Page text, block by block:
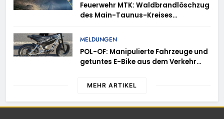
Feuerwehr MTK: Waldbrandlöschzug
des Main-Taunus-Kreises
Rheingau-Taunus-Kreis – Rund 45
Einsatzkräfte sicherten in
schwierigem Gelände die Flanken
des Brandgebietes
MELDUNGEN
POL-OF: Manipulierte Fahrzeuge und
getuntes E-Bike aus dem Verkehr
gleich mehrere Verstöße auf
MEHR ARTIKEL